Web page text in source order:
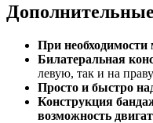
При необходимости
Билатеральная
левую, так и на
Просто и быстро
Конструкция
возможность